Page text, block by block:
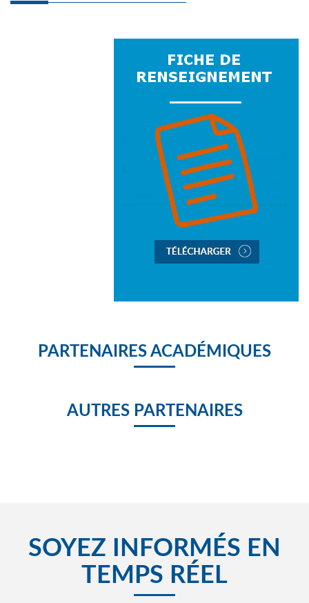
PARTENAIRES ACADÉMIQUES
AUTRES PARTENAIRES
SOYEZ INFORMÉS EN
TEMPS RÉEL